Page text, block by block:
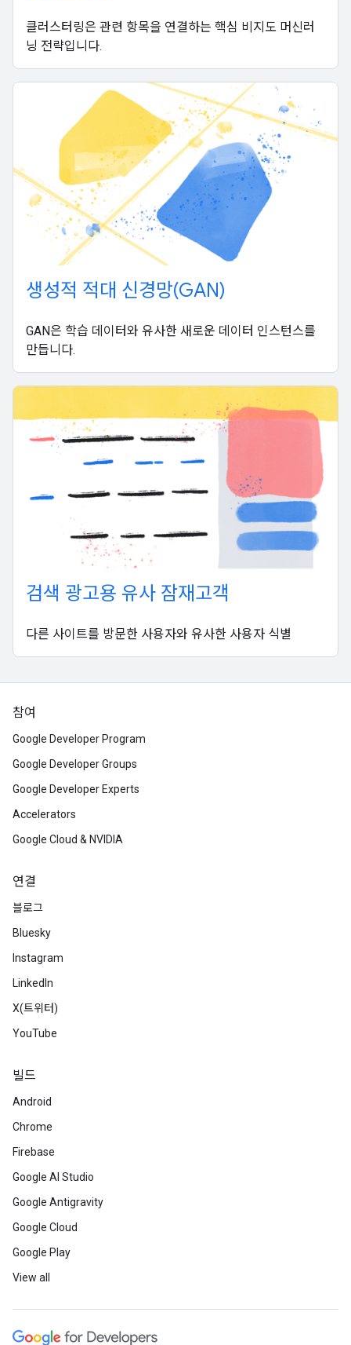
클러스터링은 관련 항목을 연결하는 핵심 비지도 머신러
닝 전략입니다.
생성적 적대 신경망(GAN)
GAN은 학습 데이터와 유사한 새로운 데이터 인스턴스를
만듭니다.
검색 광고용 유사 잠재고객
다른 사이트를 방문한 사용자와 유사한 사용자 식별
참여
Google Developer Program
Google Developer Groups
Google Developer Experts
Accelerators
Google Cloud & NVIDIA
연결
블로그
Bluesky
Instagram
LinkedIn
X(트위터)
YouTube
빌드
Android
Chrome
Firebase
Google AI Studio
Google Antigravity
Google Cloud
Google Play
View all